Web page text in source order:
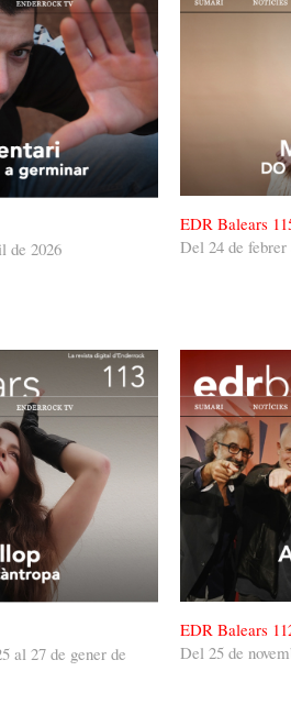
de 2026
EDR Balears
Del 24 de
al 27 de gener de
EDR Balears
Del 25 de